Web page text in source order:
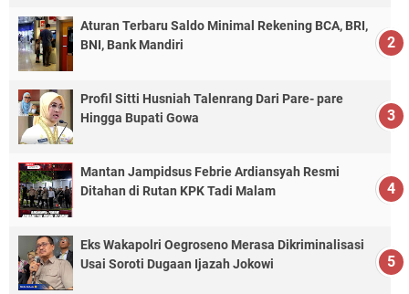
Aturan Terbaru Saldo Minimal Rekening BCA, BRI,
BNI, Bank Mandiri
Profil Sitti Husniah Talenrang Dari Pare- pare
Hingga Bupati Gowa
Mantan Jampidsus Febrie Ardiansyah Resmi
Ditahan di Rutan KPK Tadi Malam
Eks Wakapolri Oegroseno Merasa Dikriminalisasi
Usai Soroti Dugaan Ijazah Jokowi